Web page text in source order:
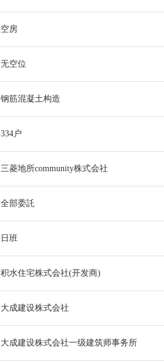
空房
无空位
钢筋混凝土构造
334户
三菱地所community株式会社
全部委託
日班
积水住宅株式会社(开发商)
大成建设株式会社
大成建设株式会社一级建筑师事务所